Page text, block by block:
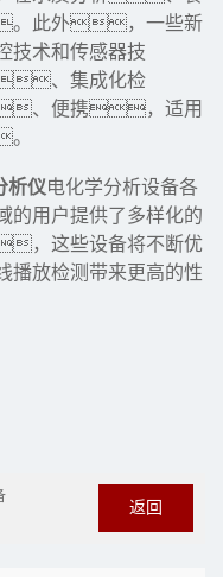
。此外，一些新
技术和传感器技
、集成化检
、便携，适用
析仪电化学分析设备各
用户提供了多样化的
，这些设备将不断优
放检测带来更高的性
返回